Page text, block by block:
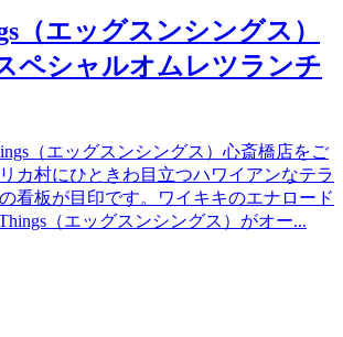
（エッグスンシングス）
ペシャルオムレツランチ
（エッグスンシングス）心斎橋店をご
カ村にひときわ目立つハワイアンなテラ
看板が目印です。ワイキキのエナロード
（エッグスンシングス）がオー...